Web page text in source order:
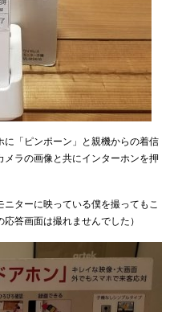
「ピンポーン」と親機からの着信
ラの画像と共にインターホンを押
ターに映っている僕を撮ってもこ
答画面は撮れませんでした）